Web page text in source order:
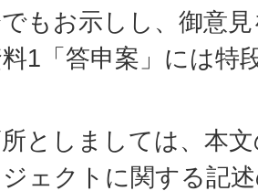
もお示しし、御意
1「答申案」には特
としましては、本
ェクトに関する記